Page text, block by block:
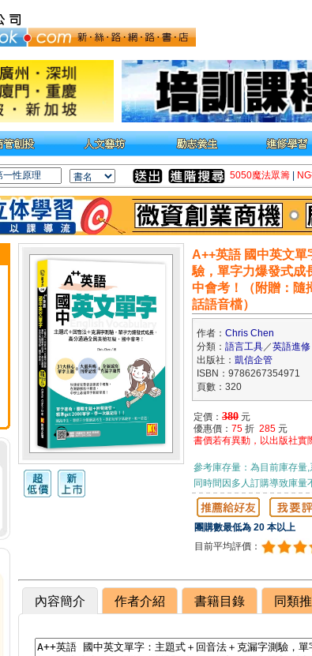
5050魔法眾籌
A++英語 國中英文單
驗，單字力爆發式成
中會考！（附贈：隨
話語音檔）
作者： Chris Chen
分類： 語言工具／英語進修
出版社： 凱信企管
ISBN：9786267354971
頁數：320
定價： 380 元
優惠價： 75 折 285 元
書價若有異動，以出版社實
參考庫存量：為目前庫存量
同時間因多人訂購導致庫量
團購數最低為 20 本以上
目前平均評價：
內容簡介 作者介紹 書籍目錄 同類